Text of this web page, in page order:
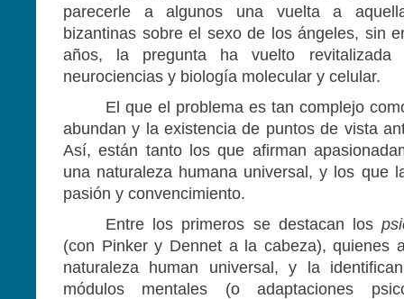
parecerle a algunos una vuelta a
bizantinas sobre el sexo de los ángeles, sin
años, la pregunta ha vuelto
neurociencias y biología molecular y celular.
El que el problema es tan complejo
abundan y la existencia de puntos de vista
Así, están tanto los que afirman
una naturaleza humana universal, y los que
pasión y convencimiento.
Entre los primeros se destacan los
(con Pinker y Dennet a la cabeza), quienes
naturaleza human universal, y la
módulos mentales (o adaptaciones